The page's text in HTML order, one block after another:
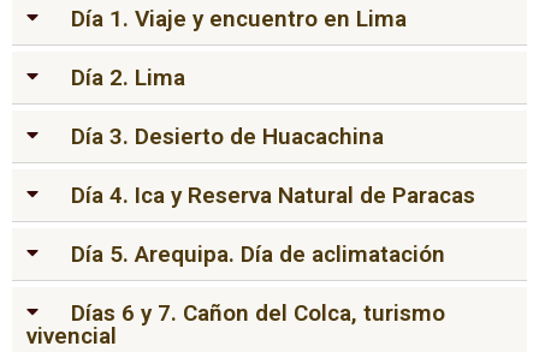
Día 1. Viaje y encuentro en Lima
Día 2. Lima
Día 3. Desierto de Huacachina
Día 4. Ica y Reserva Natural de Paracas
Día 5. Arequipa. Día de aclimatación
Días 6 y 7. Cañon del Colca, turismo
vivencial